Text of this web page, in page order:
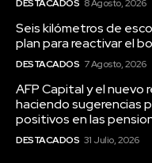
AFP Capital y el nuevo
haciendo sugerencias
positivos en las
DESTACADOS 31 Julio, 2026
Lo más visto
Los parques de la
10.400 m³ de agua